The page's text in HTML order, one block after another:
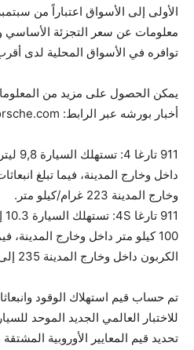
معلومات عن سعر التجزئة
توافره في الأسواق المحلية لدى
يمكن الحصول على مزيد من
أخبار بورشه عبر الرابط: ‎newsroom.porsche.com‎
داخل وخارج المدينة، فيما تبلغ
وخارج المدينة ‏223 غرام/كيلو متر‏.
‏100 كيلو متر داخل وخارج المدينة،
الكربون داخل وخارج المدينة ‏235 إلى ‏227 غرام/كيلو متر‏.
تم حساب قيم استهلاك الوقود
تحديد قيم المعايير الأوروبية